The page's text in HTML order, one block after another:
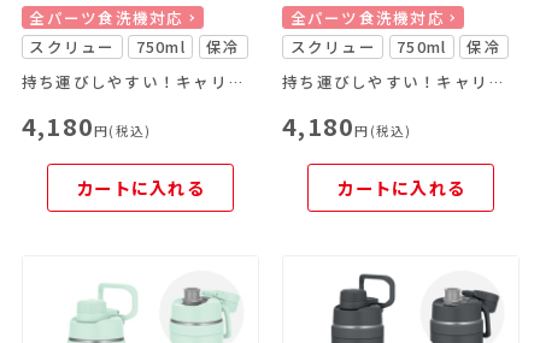
全パーツ食洗機対応
スクリュー
750ml
保冷
持ち運びしやすい！キャリーループ付きのスポーツボトル
4,180円(税込)
カートに入れる
全パーツ食洗機対応
スクリュー
750ml
保冷
持ち運びしやすい！キャリーループ付きのスポーツボトル
4,180円(税込)
カートに入れる